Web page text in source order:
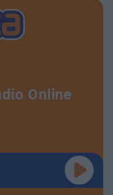
Online